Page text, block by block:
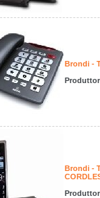
Brondi -
Brondi -